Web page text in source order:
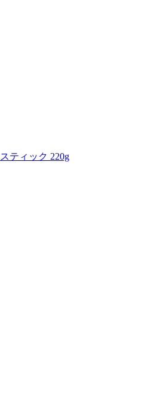
ティック 220g